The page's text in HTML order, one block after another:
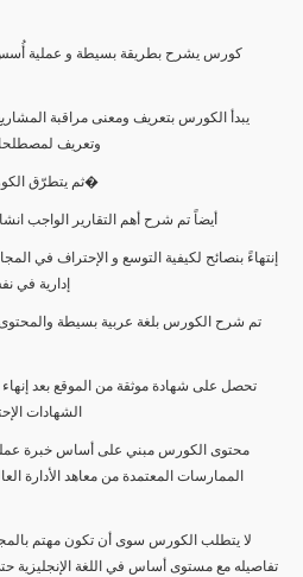
كورس يشرح بطريقة بسيطة و عملية أُسس
يبدأ الكورس بتعريف ومعنى مراقبة
وتعريف
ثم يتطرّق الكورس للجزء الأساسي و هوا شرح لمها�
أيضاً تم شرح أهم التقارير الواجب
إنتهاءً بنصائح لكيفية التوسع و الإحتراف في
إدارية في
تم شرح الكورس بلغة عربية بسيطة
تحصل على شهادة موثقة من الموقع بعد
الشهادات
محتوى الكورس مبني على أساس خبرة
الممارسات المعتمدة من معاهد الأدارة
لا يتطلب الكورس سوى أن تكون مهتم
تفاصيله مع مستوى أساس في اللغة الإنجليزية